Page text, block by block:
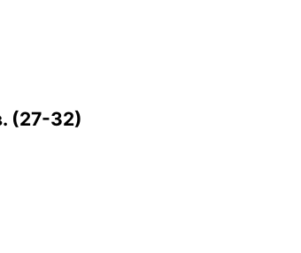
(27-32)